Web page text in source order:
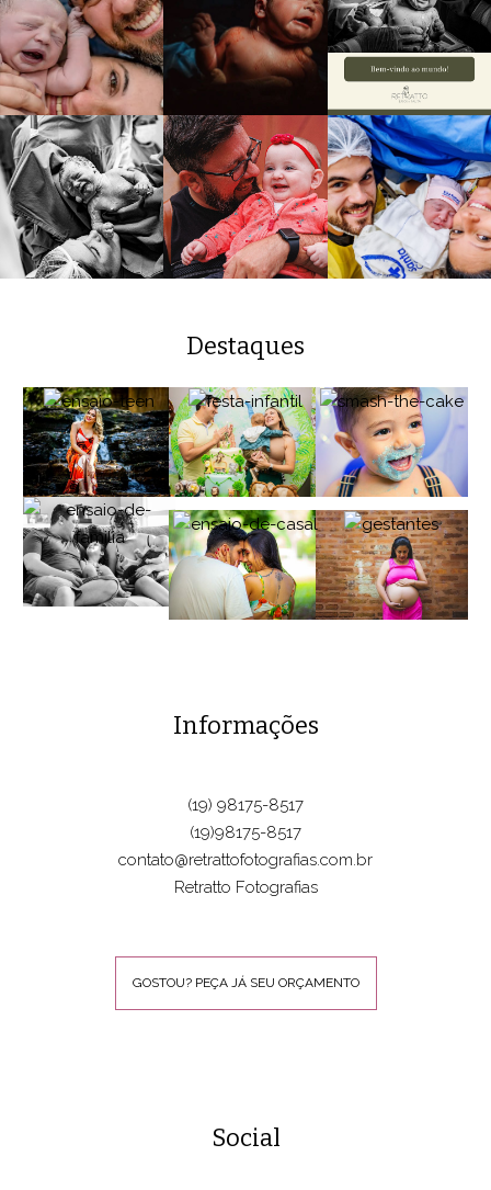
Destaques
Informações
(19) 98175-8517
(19)98175-8517
contato@retrattofotografias.com.br
Retratto Fotografias
GOSTOU? PEÇA JÁ SEU ORÇAMENTO
Social